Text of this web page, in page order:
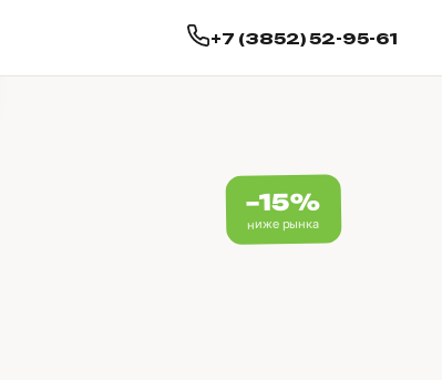
+7 (3852) 52-95-61
−15%
ниже рынка